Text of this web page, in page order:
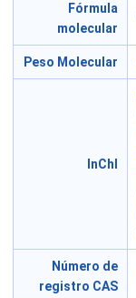
Fórmula
molecular
Peso Molecular
InChI
Número de
registro CAS